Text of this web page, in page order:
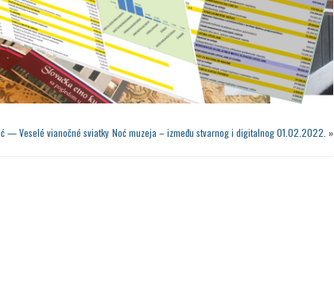
— Veselé vianočné sviatky Noć muzeja – između stvarnog i digitalnog 01.02.2022. »